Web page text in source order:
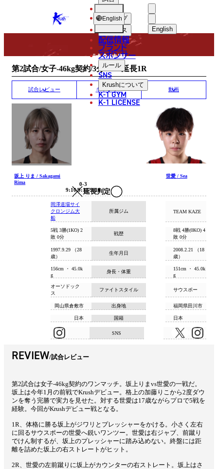
KRUSH English
한국어
中文（简体
中文（繁體
ショップ
ニュース
配信情報
ブランド
スポンサー
ルール
SNS
Krushについて
K-1 GYM
K-1 LICENSE
English
MATCH RESULT
試合結果
第2試合/女子-46kg契約/3分3R・延長1R
試合レビュー ギャラリー 動画
坂上 りま / Sakagami
Rima
延長判定
0-3
9:10/9:10/9:10
世愛 / Sea
所属ジム
岡澤道場サイ
クロンジム大
船
TEAM KAZE
戦歴
5戦 3勝(1KO) 2
敗 0分
8戦 4勝(0KO) 4
敗 0分
生年月日
1997.9.29 （28
歳）
2008.2.21 （18
歳）
身長・体重
156cm ・ 45.0k
g
151cm ・ 45.0k
g
ファイトスタイル
オーソドック
ス
サウスポー
出身地
岡山県倉敷市 福岡県田川市
国籍
日本 日本
SNS
REVIEW 試合レビュー
第2試合は女子-46kg契約のワンマッチ。坂上りまvs世愛の一戦だ。
坂上は今年1月の前戦でKrushデビュー。格上の加藤りこから2度ダウ
ンを奪う完勝で実力を見せた。対する世愛は17歳ながらプロで5戦を
経験。今回がKrushデビュー戦となる。
1R、体格に勝る坂上がジワリとプレッシャーをかける。小さく左右
に回るサウスポーの世愛へ鋭いワンツー。世愛は右ジャブ、前蹴り
でけん制するが、坂上のプレッシャーに踏み込めない。終盤には距
離を詰めた坂上の右ストレートがヒット。
2R、世愛の左前蹴りに坂上がカウンターの右ストレート。坂上はさ